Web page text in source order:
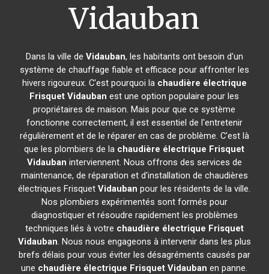
Vidauban
Dans la ville de Vidauban, les habitants ont besoin d'un
système de chauffage fiable et efficace pour affronter les
hivers rigoureux. C'est pourquoi la chaudière électrique
Frisquet Vidauban est une option populaire pour les
propriétaires de maison. Mais pour que ce système
fonctionne correctement, il est essentiel de l'entretenir
régulièrement et de le réparer en cas de problème. C'est là
que les plombiers de la chaudière électrique Frisquet
Vidauban interviennent. Nous offrons des services de
maintenance, de réparation et d'installation de chaudières
électriques FrisquetVidauban pour les résidents de la ville.
Nos plombiers expérimentés sont formés pour
diagnostiquer et résoudre rapidement les problèmes
techniques liés à votre chaudière électrique Frisquet
Vidauban. Nous nous engageons à intervenir dans les plus
brefs délais pour vous éviter les désagréments causés par
une chaudière électrique Frisquet Vidauban en panne.